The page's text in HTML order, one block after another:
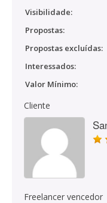
Visibilidade:
Propostas:
Propostas excluídas:
Interessados:
Valor Mínimo:
Cliente
Freelancer vencedor